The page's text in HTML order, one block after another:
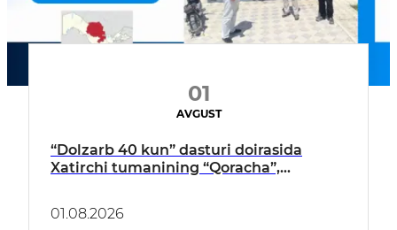
01
AVGUST
“Dolzarb 40 kun” dasturi doirasida
Xatirchi tumanining “Qoracha”,
borildi
01.08.2026